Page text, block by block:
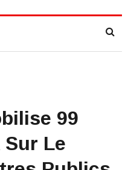
99
Sur Le